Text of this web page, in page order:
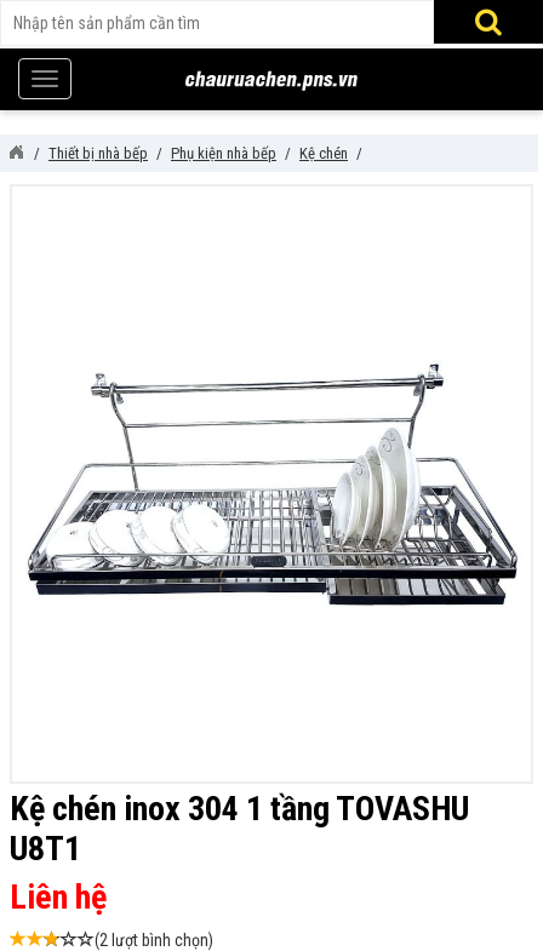
Thiết bị nhà bếp Phụ kiện nhà bếp Kệ chén
Kệ chén inox 304 1 tầng TOVASHU
U8T1
Liên hệ
(2 lượt bình chọn)